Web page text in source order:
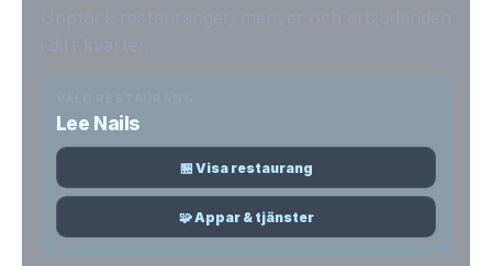
Lee Nails
🏪 Visa restaurang
🧩 Appar & tjänster